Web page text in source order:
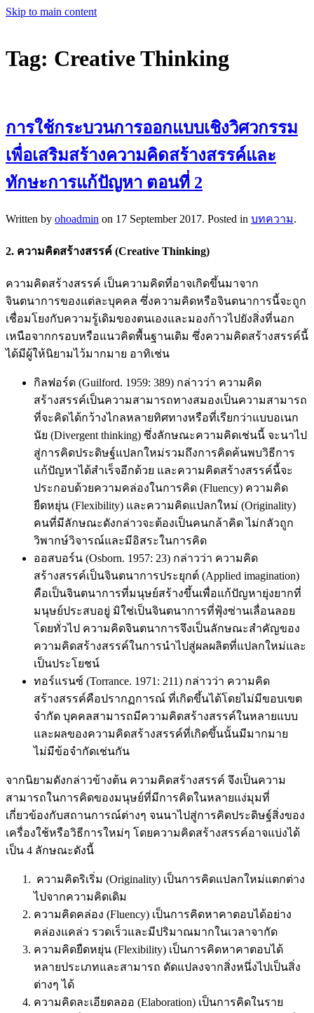
Skip to main content
Tag: Creative Thinking
การใช้กระบวนการออกแบบเชิงวิศวกรรม
เพื่อเสริมสร้างความคิดสร้างสรรค์และ
ทักษะการแก้ปัญหา ตอนที่ 2
Written by ohoadmin on 17 September 2017. Posted in บทความ.
2. ความคิดสร้างสรรค์ (Creative Thinking)
ความคิดสร้างสรรค์ เป็นความคิดที่อาจเกิดขึ้นมาจาก
จินตนาการของแต่ละบุคคล ซึ่งความคิดหรือจินตนาการนี้จะถูก
เชื่อมโยงกับความรู้เดิมของตนเองและมองก้าวไปยังสิ่งที่นอก
เหนือจากกรอบหรือแนวคิดพื้นฐานเดิม ซึ่งความคิดสร้างสรรค์นี้
ได้มีผู้ให้นิยามไว้มากมาย อาทิเช่น
กิลฟอร์ด (Guilford. 1959: 389) กล่าวว่า ความคิด
สร้างสรรค์เป็นความสามารถทางสมองเป็นความสามารถ
ที่จะคิดได้กว้างไกลหลายทิศทางหรือที่เรียกว่าแบบอเนก
นัย (Divergent thinking) ซึ่งลักษณะความคิดเช่นนี้ จะนาไป
สู่การคิดประดิษฐ์แปลกใหม่รวมถึงการคิดค้นพบวิธีการ
แก้ปัญหาได้สำเร็จอีกด้วย และความคิดสร้างสรรค์นี้จะ
ประกอบด้วยความคล่องในการคิด (Fluency) ความคิด
ยืดหยุ่น (Flexibility) และความคิดแปลกใหม่ (Originality)
คนที่มีลักษณะดังกล่าวจะต้องเป็นคนกล้าคิด ไม่กลัวถูก
วิพากษ์วิจารณ์และมีอิสระในการคิด
ออสบอร์น (Osborn. 1957: 23) กล่าวว่า ความคิด
สร้างสรรค์เป็นจินตนาการประยุกต์ (Applied imagination)
คือเป็นจินตนาการที่มนุษย์สร้างขึ้นเพื่อแก้ปัญหายุ่งยากที่
มนุษย์ประสบอยู่ มิใช่เป็นจินตนาการที่ฟุ้งซ่านเลื่อนลอย
โดยทั่วไป ความคิดจินตนาการจึงเป็นลักษณะสำคัญของ
ความคิดสร้างสรรค์ในการนำไปสู่ผลผลิตที่แปลกใหม่และ
เป็นประโยชน์
ทอร์แรนซ์ (Torrance. 1971: 211) กล่าวว่า ความคิด
สร้างสรรค์คือปรากฏการณ์ ที่เกิดขึ้นได้โดยไม่มีขอบเขต
จำกัด บุคคลสามารถมีความคิดสร้างสรรค์ในหลายแบบ
และผลของความคิดสร้างสรรค์ที่เกิดขึ้นนั้นมีมากมาย
ไม่มีข้อจำกัดเช่นกัน
จากนิยามดังกล่าวข้างต้น ความคิดสร้างสรรค์ จึงเป็นความ
สามารถในการคิดของมนุษย์ที่มีการคิดในหลายแง่มุมที่
เกี่ยวข้องกับสถานการณ์ต่างๆ จนนาไปสู่การคิดประดิษฐ์สิ่งของ
เครื่องใช้หรือวิธีการใหม่ๆ โดยความคิดสร้างสรรค์อาจแบ่งได้
เป็น 4 ลักษณะดังนี้
ความคิดริเริ่ม (Originality) เป็นการคิดแปลกใหม่แตกต่าง
ไปจากความคิดเดิม
ความคิดคล่อง (Fluency) เป็นการคิดหาคาตอบได้อย่าง
คล่องแคล่ว รวดเร็วและมีปริมาณมากในเวลาจากัด
ความคิดยืดหยุ่น (Flexibility) เป็นการคิดหาคาตอบได้
หลายประเภทและสามารถ ดัดแปลงจากสิ่งหนึ่งไปเป็นสิ่ง
ต่างๆ ได้
ความคิดละเอียดลออ (Elaboration) เป็นการคิดในราย